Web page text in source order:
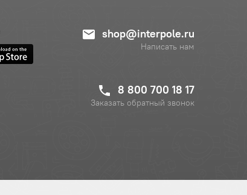
shop@interpole.ru
Написать нам
8 800 700 18 17
Заказать обратный звонок